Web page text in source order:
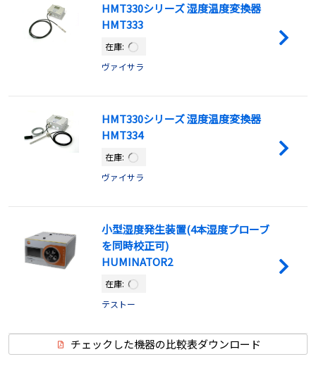
HMT330シリーズ 湿度温度変換器
HMT333
在庫:
ヴァイサラ
HMT330シリーズ 湿度温度変換器
HMT334
在庫:
ヴァイサラ
小型湿度発生装置(4本湿度プローブ
を同時校正可)
HUMINATOR2
在庫:
テストー
チェックした機器の比較表ダウンロード